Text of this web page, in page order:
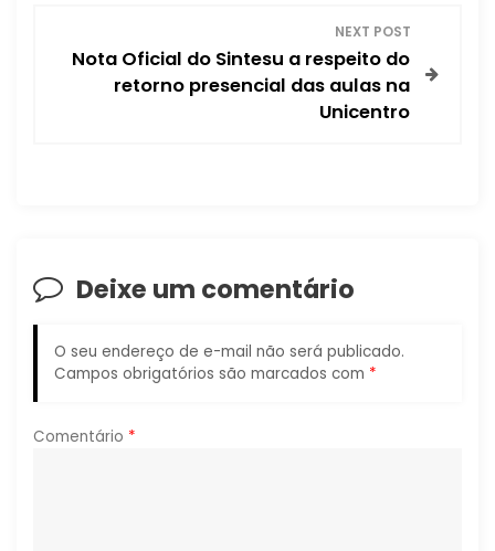
o
d
P
NEXT POST
Nota Oficial do Sintesu a respeito do
retorno presencial das aulas na
Unicentro
Deixe um comentário
O seu endereço de e-mail não será publicado.
Campos obrigatórios são marcados com *
Comentário *